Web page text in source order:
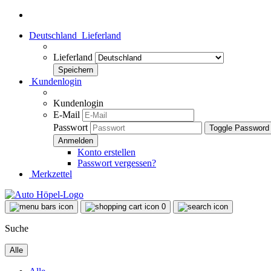
Deutschland Lieferland
Lieferland
Kundenlogin
Kundenlogin
E-Mail
Passwort
Toggle
Konto erstellen
Passwort vergessen?
Merkzettel
0
Suche
Alle